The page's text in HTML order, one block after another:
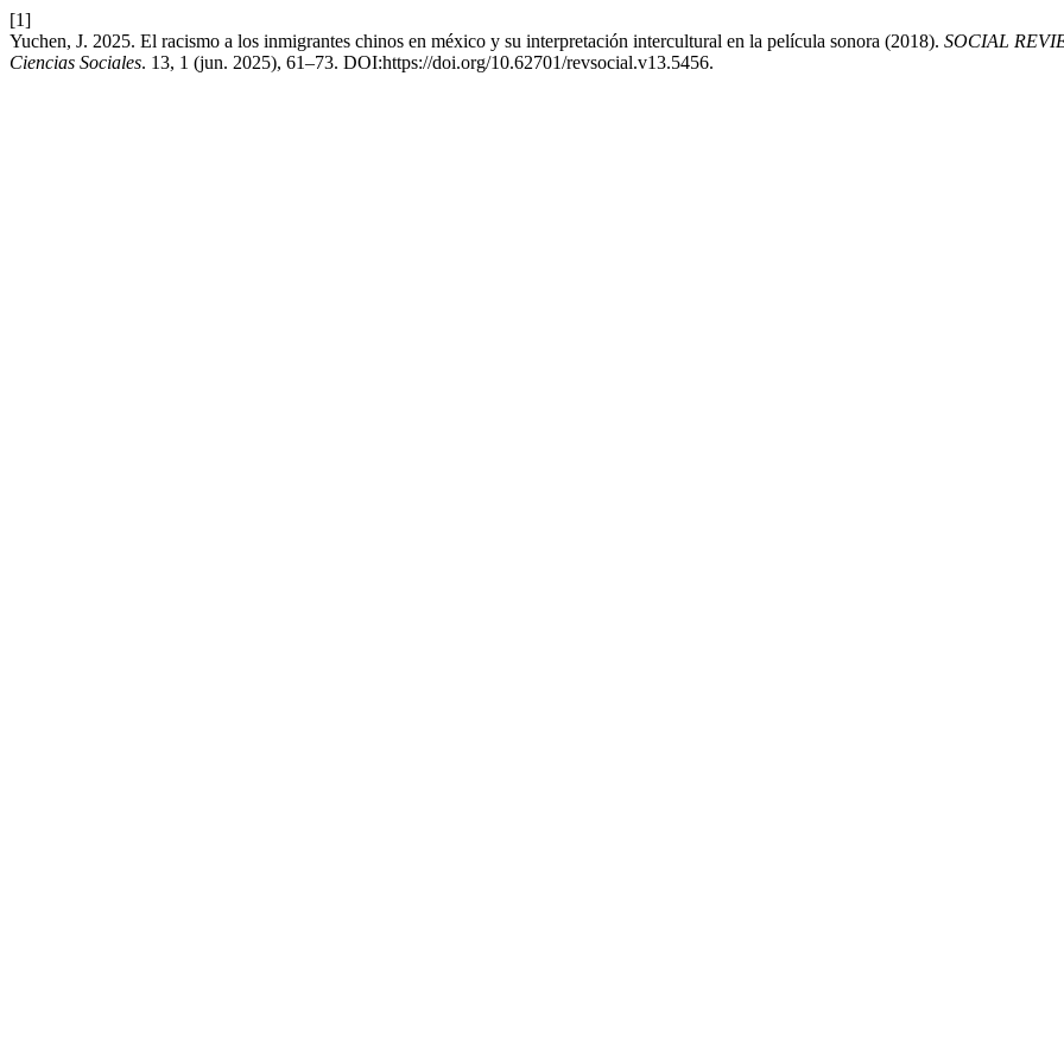
[1]
Yuchen, J. 2025. El racismo a los inmigrantes chinos en méxico y su interpretación intercultural en la película sonora (2018). SOCIAL
Ciencias Sociales. 13, 1 (jun. 2025), 61–73. DOI:https://doi.org/10.62701/revsocial.v13.5456.